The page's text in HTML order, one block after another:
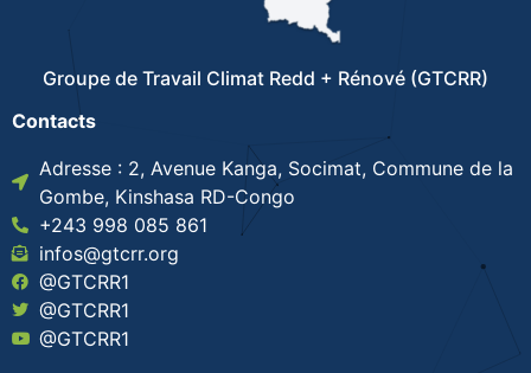
Groupe de Travail Climat Redd + Rénové (GTCRR)
Contacts
Adresse : 2, Avenue Kanga, Socimat, Commune de la
Gombe, Kinshasa RD-Congo
+243 998 085 861
infos@gtcrr.org
@GTCRR1
@GTCRR1
@GTCRR1